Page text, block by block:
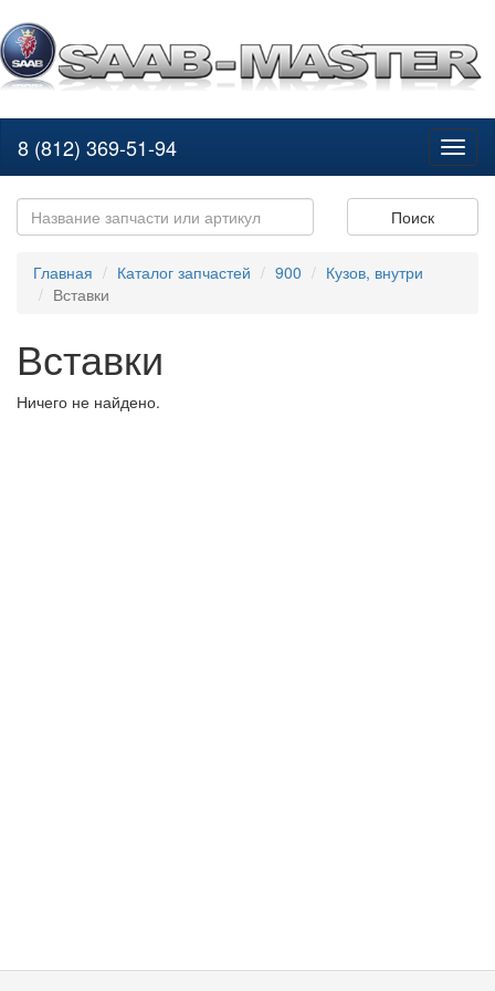
8 (812) 369-51-94
Поиск
Главная Каталог запчастей 900
Кузов, внутри
Вставки
Вставки
Ничего не найдено.